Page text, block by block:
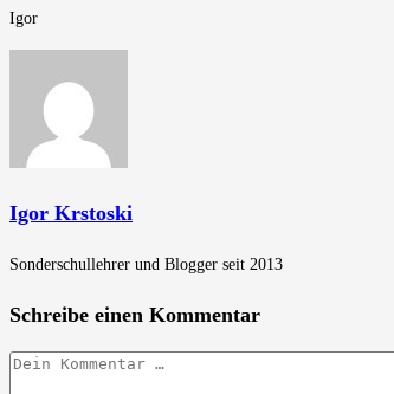
Igor
Igor Krstoski
Sonderschullehrer und Blogger seit 2013
Schreibe einen Kommentar
Kommentar